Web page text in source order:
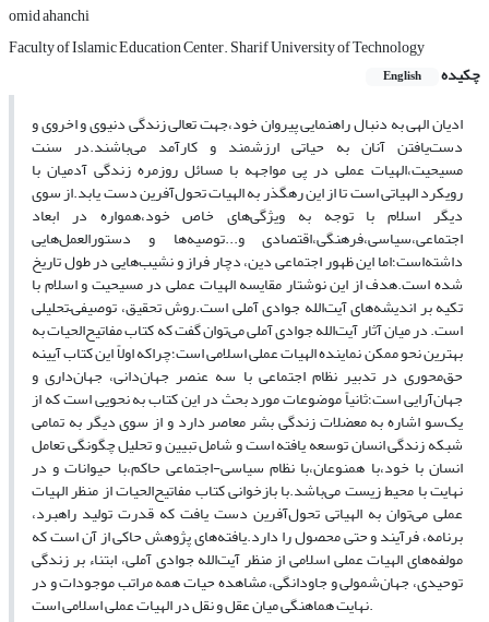
omid ahanchi
Faculty of Islamic Education Center. Sharif University of Technology
چکیده
English
ادیان الهی به دنبال راهنمایی پیروان خود،جهت تعالی زندگی دنیوی و اخروی و
دست‌یافتن آنان به حیاتی ارزشمند و کارآمد می‌باشند.در سنت
مسیحیت،الهیات عملی در پی مواجهه با مسائل روزمره زندگی آدمیان با
رویکرد الهیاتی است تا از این رهگذر به الهیات تحول‌آفرین دست یابد.از سوی
دیگر اسلام با توجه به ویژگی‌های خاص خود،همواره در ابعاد
اجتماعی،سیاسی،فرهنگی،اقتصادی و...توصیه‌ها و دستورالعمل‌هایی
داشته‌است؛اما این ظهور اجتماعی دین، دچار فراز و نشیب‌هایی در طول تاریخ
شده است.هدف از این نوشتار مقایسه الهیات عملی در مسیحیت و اسلام با
تکیه بر اندیشه‌های آیت‌الله جوادی آملی است.روش تحقیق، توصیفی–تحلیلی
است. در میان آثار آیت‌الله جوادی آملی می‌توان گفت که کتاب مفاتیح‌الحیات به
بهترین نحو ممکن نماینده الهیات عملی اسلامی است؛چراکه اولاً این کتاب آیینه
حق‌محوری در تدبیر نظام اجتماعی با سه عنصر جهان‌دانی، جهان‌داری و
جهان‌آرایی است؛ثانیاً موضوعات مورد بحث در این کتاب به نحویی است که از
یک‌سو اشاره به معضلات زندگی بشر معاصر دارد و از سوی دیگر به تمامی
شبکه زندگی انسان توسعه یافته است و شامل تبیین و تحلیل چگونگی تعامل
انسان با خود،با همنوعان،با نظام سیاسی-اجتماعی حاکم،با حیوانات و در
نهایت با محیط زیست می‌باشد.با بازخوانی کتاب مفاتیح‌الحیات از منظر الهیات
عملی می‌توان به الهیاتی تحول‌آفرین دست یافت که قدرت تولید راهبرد،
برنامه، فرآیند و حتی محصول را دارد.یافته‌های پژوهش حاکی از آن است که
مولفه‌های الهیات عملی اسلامی از منظر آیت‌الله جوادی آملی، ابتناء بر زندگی
توحیدی، جهان‌شمولی و جاودانگی، مشاهده حیات همه مراتب موجودات و در
نهایت هماهنگی میان عقل و نقل در الهیات عملی اسلامی است.